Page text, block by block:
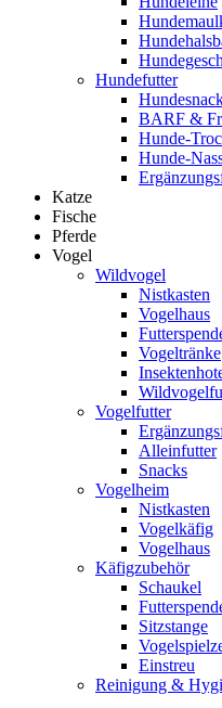
Hundefutter
BARF &
Hunde-
Hunde-
Katze
Fische
Pferde
Vogel
Wildvogel
Nistkasten
Vogelhaus
Vogeltränke
Vogelfutter
Alleinfutter
Snacks
Vogelheim
Nistkasten
Vogelkäfig
Vogelhaus
Käfigzubehör
Schaukel
Sitzstange
Einstreu
Reinigung &